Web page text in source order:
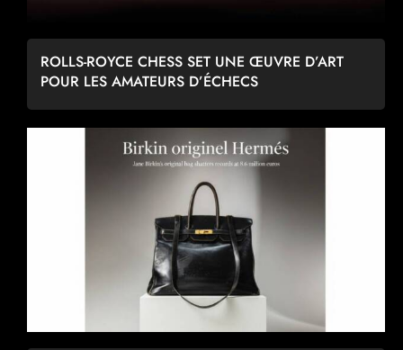
ROLLS-ROYCE CHESS SET UNE ŒUVRE D’ART
POUR LES AMATEURS D’ÉCHECS